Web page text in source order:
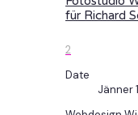
für Richard
2
Date
Jänner